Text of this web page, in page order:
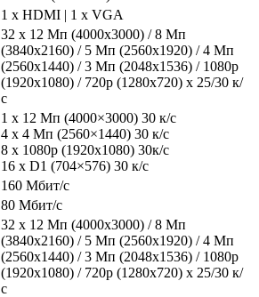
1 x HDMI | 1 x VGA
32 х 12 Мп (4000x3000) / 8 Мп
(3840x2160) / 5 Мп (2560x1920) / 4 Мп
(2560х1440) / 3 Мп (2048х1536) / 1080p
(1920х1080) / 720р (1280х720) x 25/30 к/
с
1 x 12 Мп (4000×3000) 30 к/с
4 х 4 Мп (2560×1440) 30 к/с
8 х 1080р (1920x1080) 30к/с
16 х D1 (704×576) 30 к/с
160 Мбит/с
80 Мбит/с
32 х 12 Мп (4000x3000) / 8 Мп
(3840x2160) / 5 Мп (2560x1920) / 4 Мп
(2560х1440) / 3 Мп (2048х1536) / 1080p
(1920х1080) / 720р (1280х720) x 25/30 к/
с